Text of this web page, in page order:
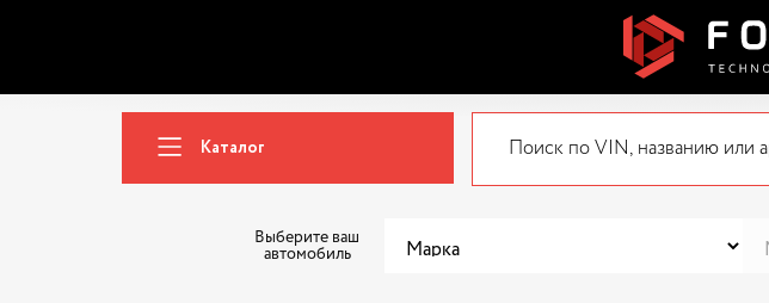
Каталог
Выберите ваш
автомобиль